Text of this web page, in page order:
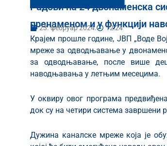
Радови на 24 двонаменска
пренаменом и у функцији
23. фебруар 2024. 12:24
Крајем прошле године, ЈВП „Воде
мреже за одводњавање у
за одводњавање, после више
наводњавања у летњим месецима.
У оквиру овог програма
док су на четири система завршени
Дужина каналске мреже која је